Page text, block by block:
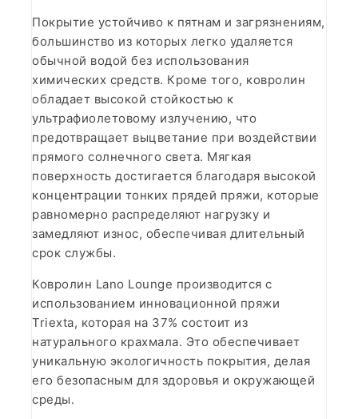
Покрытие устойчиво к пятнам и загрязнениям,
большинство из которых легко удаляется
обычной водой без использования
химических средств. Кроме того, ковролин
обладает высокой стойкостью к
ультрафиолетовому излучению, что
предотвращает выцветание при воздействии
прямого солнечного света. Мягкая
поверхность достигается благодаря высокой
концентрации тонких прядей пряжи, которые
равномерно распределяют нагрузку и
замедляют износ, обеспечивая длительный
срок службы.
Ковролин Lano Lounge производится с
использованием инновационной пряжи
Triexta, которая на 37% состоит из
натурального крахмала. Это обеспечивает
уникальную экологичность покрытия, делая
его безопасным для здоровья и окружающей
среды.